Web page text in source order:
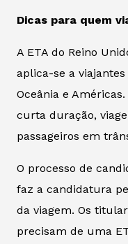
Dicas para quem
A ETA do Reino
aplica-se a
Oceânia e
curta duração,
passageiros em
O processo de
faz a candidatura
da viagem. Os
precisam de uma